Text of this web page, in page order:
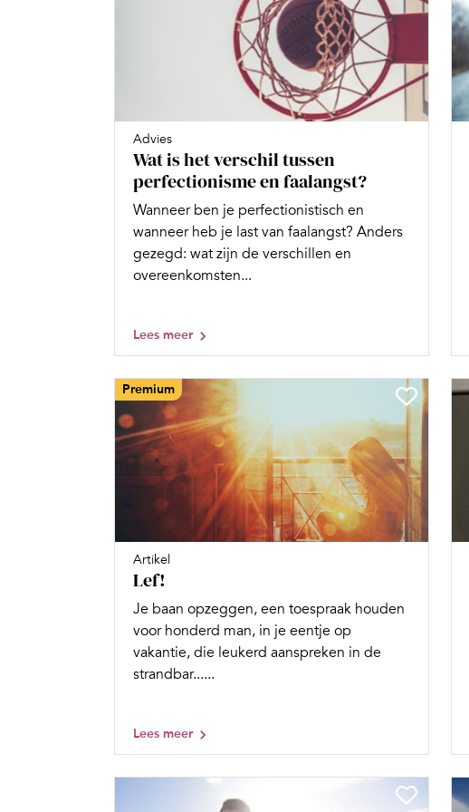
Advies
Wat is het verschil tussen
perfectionisme en faalangst?
Wanneer ben je perfectionistisch en
wanneer heb je last van faalangst? Anders
gezegd: wat zijn de verschillen en
overeenkomsten...
Lees meer
Premium
Artikel
Lef!
Je baan opzeggen, een toespraak houden
voor honderd man, in je eentje op
vakantie, die leukerd aanspreken in de
strandbar......
Lees meer